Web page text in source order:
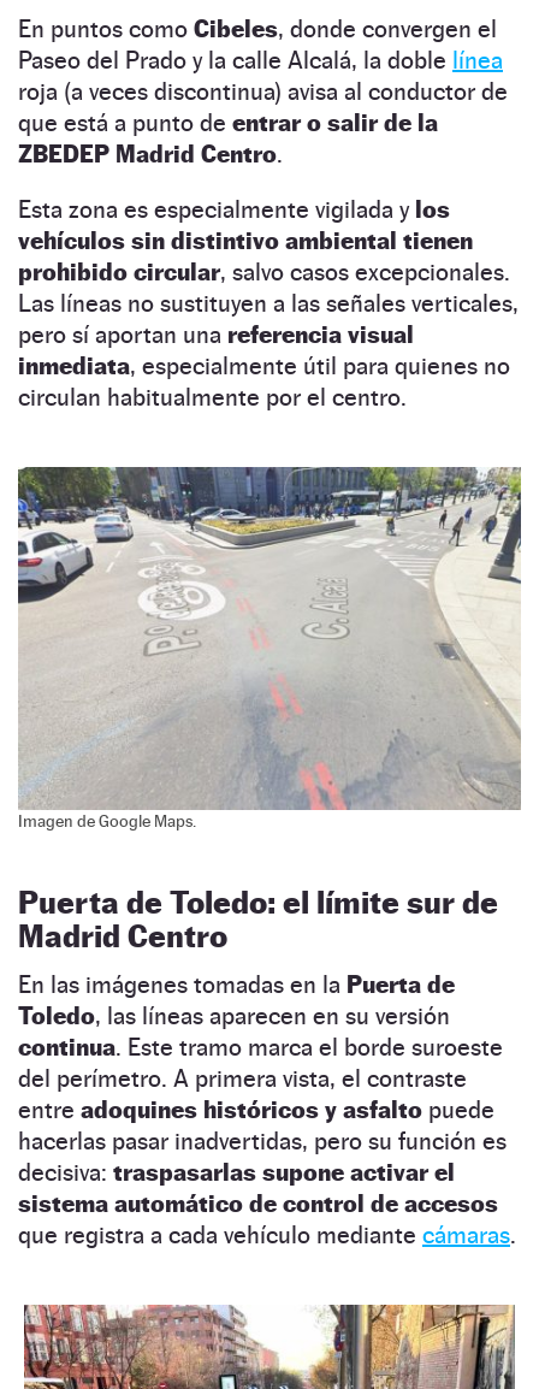
En puntos como Cibeles, donde convergen el
Paseo del Prado y la calle Alcalá, la doble línea
roja (a veces discontinua) avisa al conductor de
que está a punto de entrar o salir de la
ZBEDEP Madrid Centro.
Esta zona es especialmente vigilada y los
vehículos sin distintivo ambiental tienen
prohibido circular, salvo casos excepcionales.
Las líneas no sustituyen a las señales verticales,
pero sí aportan una referencia visual
inmediata, especialmente útil para quienes no
circulan habitualmente por el centro.
Imagen de Google Maps.
Puerta de Toledo: el límite sur de
Madrid Centro
En las imágenes tomadas en la Puerta de
Toledo, las líneas aparecen en su versión
continua. Este tramo marca el borde suroeste
del perímetro. A primera vista, el contraste
entre adoquines históricos y asfalto puede
hacerlas pasar inadvertidas, pero su función es
decisiva: traspasarlas supone activar el
sistema automático de control de accesos
que registra a cada vehículo mediante cámaras.